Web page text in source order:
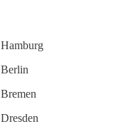
Hamburg
Berlin
Bremen
Dresden